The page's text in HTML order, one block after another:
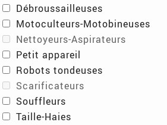
Débroussailleuses
Motoculteurs-Motobineuses
Nettoyeurs-Aspirateurs
Petit appareil
Robots tondeuses
Scarificateurs
Souffleurs
Taille-Haies